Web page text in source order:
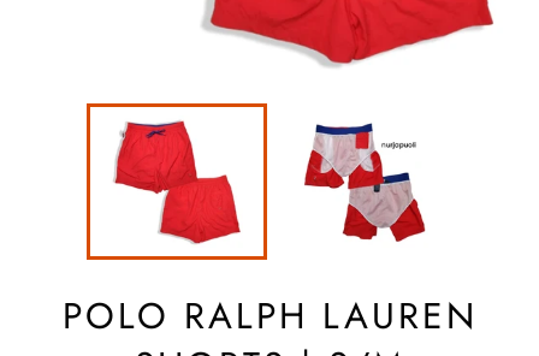
POLO RALPH LAUREN